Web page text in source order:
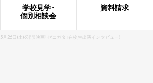
学校見学・
個別相談会
資料請求
5月26日(土)公開！映画「ゼニガタ」在校生出演インタビュー！